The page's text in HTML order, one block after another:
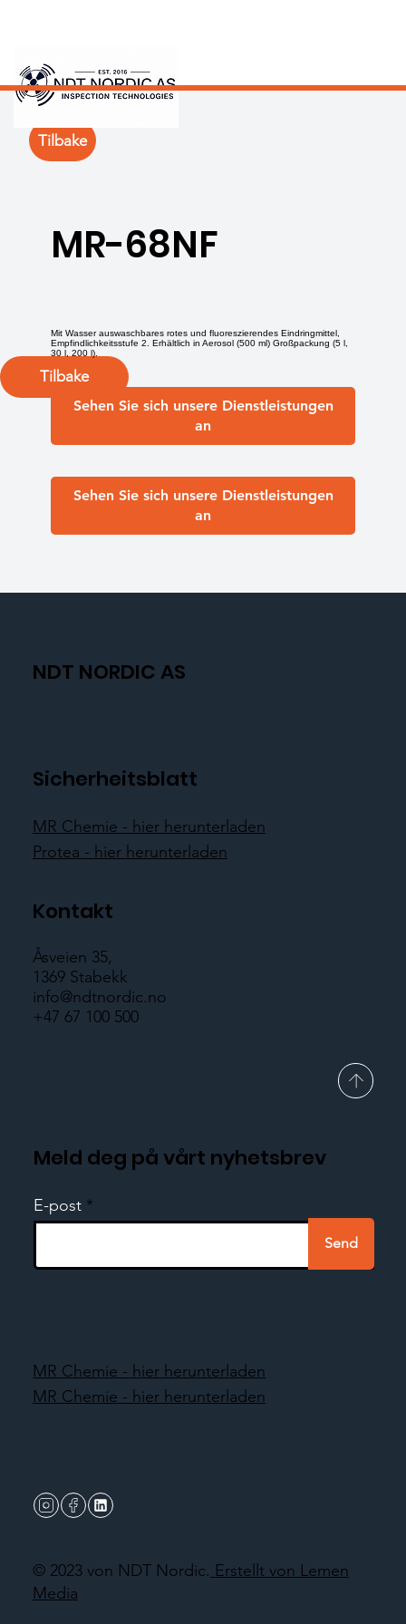
Tilbake
MR-68NF
Mit Wasser auswaschbares rotes und fluoreszierendes Eindringmittel,
Empfindlichkeitsstufe 2. Erhältlich in Aerosol (500 ml) Großpackung (5 l,
30 l, 200 l).
Sehen Sie sich unsere Dienstleistungen
an
Sehen Sie sich unsere Dienstleistungen
an
Tilbake
NDT NORDIC AS
Sicherheitsblatt
MR Chemie - hier herunterladen
Protea - hier herunterladen
Kontakt
Åsveien 35,
1369 Stabekk
info@ndtnordic.no
+47 67 100 500
Meld deg på vårt nyhetsbrev
E-post
Send
© 2023 von NDT Nordic. Erstellt von Lemen
Media
MR Chemie - hier herunterladen
MR Chemie - hier herunterladen